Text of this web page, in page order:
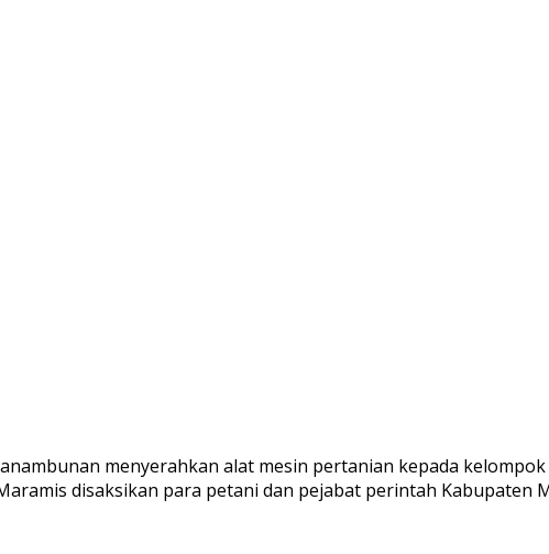
menyerahkan alat mesin pertanian kepada
disaksikan para petani dan pejabat perintah Kabupaten